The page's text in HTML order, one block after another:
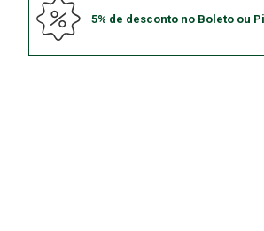
5% de desconto no Boleto ou